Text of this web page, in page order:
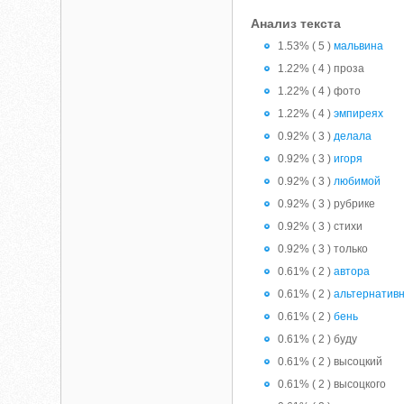
Анализ текста
1.53% ( 5 )мальвина
1.22% ( 4 ) проза
1.22% ( 4 ) фото
1.22% ( 4 )эмпиреях
0.92% ( 3 )делала
0.92% ( 3 )игоря
0.92% ( 3 )любимой
0.92% ( 3 ) рубрике
0.92% ( 3 ) стихи
0.92% ( 3 ) только
0.61% ( 2 )автора
0.61% ( 2 )
0.61% ( 2 )бень
0.61% ( 2 ) буду
0.61% ( 2 ) высоцкий
0.61% ( 2 ) высоцкого